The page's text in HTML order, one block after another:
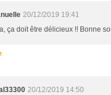
20/12/2019 19:41
ça doit être délicieux !! Bonne
20/12/2019 14:50